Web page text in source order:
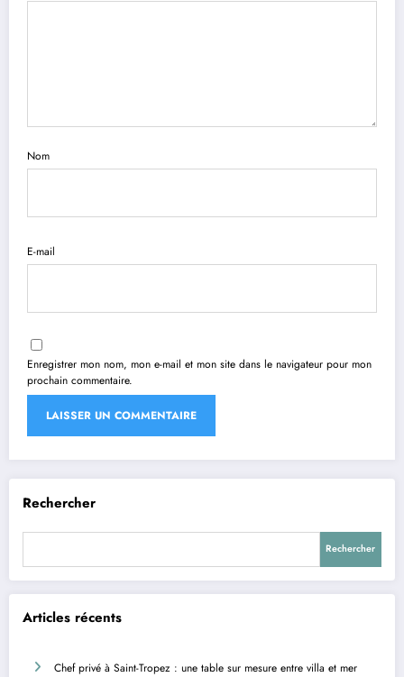
Nom
E-mail
Enregistrer mon nom, mon e-mail et mon site dans le navigateur pour mon
prochain commentaire.
Rechercher
Rechercher
Articles récents
Chef privé à Saint-Tropez : une table sur mesure entre villa et mer